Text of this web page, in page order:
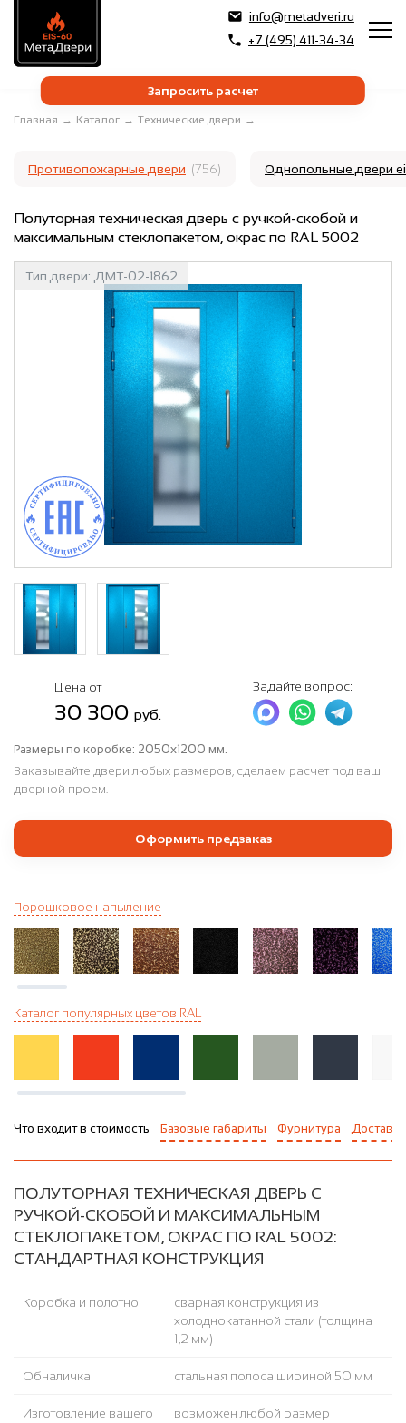
info@metadveri.ru
+7 (495) 411-34-34
Запросить расчет
Главная → Каталог → Технические двери →
Противопожарные двери (756) Однопольные двери
Полуторная техническая дверь с ручкой-скобой и
максимальным стеклопакетом, окрас по RAL 5002
Тип двери: ДМТ-02-1862
Цена от
30 300 руб.
Задайте вопрос:
Размеры по коробке: 2050х1200 мм.
Заказывайте двери любых размеров, сделаем расчет под ваш
дверной проем.
Оформить предзаказ
Порошковое напыление
Каталог популярных цветов RAL
Что входит в стоимость Базовые габариты Фурнитура Доставка
ПОЛУТОРНАЯ ТЕХНИЧЕСКАЯ ДВЕРЬ С
РУЧКОЙ-СКОБОЙ И МАКСИМАЛЬНЫМ
СТЕКЛОПАКЕТОМ, ОКРАС ПО RAL 5002:
СТАНДАРТНАЯ КОНСТРУКЦИЯ
Коробка и полотно:
сварная конструкция из
холоднокатанной стали (толщина
1,2 мм)
Обналичка: стальная полоса шириной 50 мм
Изготовление вашего
возможен любой размер